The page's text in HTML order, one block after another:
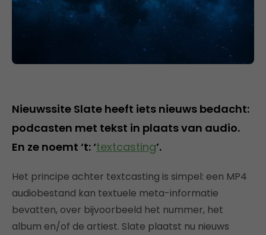
Nieuwssite Slate heeft iets nieuws bedacht:
podcasten met tekst in plaats van audio.
En ze noemt ‘t: ‘textcasting’.
Het principe achter textcasting is simpel: een MP4
audiobestand kan textuele meta-informatie
bevatten, over bijvoorbeeld het nummer, het
album en/of de artiest. Slate plaatst nu nieuws